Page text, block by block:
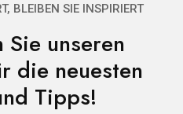
BLEIBEN SIE INSPIRIERT
unseren
die neuesten
Tipps!